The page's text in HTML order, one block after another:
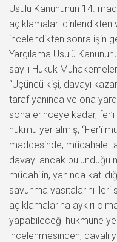
Usulü Kanununun 14.
açıklamaları
incelendikten sonra işin
Yargılama Usulü
sayılı Hukuk
“Üçüncü kişi, davayı
taraf yanında ve ona
sona erinceye kadar,
hükmü yer almış; “Fer’î
maddesinde, müdahale
davayı ancak
müdahilin, yanında
savunma vasıtalarını
açıklamalarına aykırı
yapabileceği hükmüne
incelenmesinden; davalı